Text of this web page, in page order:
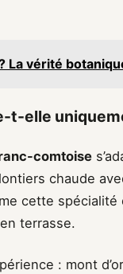
La vérité
t-elle
comtoise
chaude
cette
terrasse.
: mont